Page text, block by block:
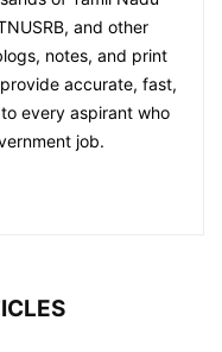
and other
notes, and print
accurate, fast,
every aspirant who
job.